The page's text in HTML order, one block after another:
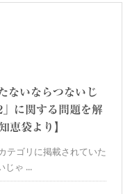
ないならつないじ
に関する問題を解
恵袋より】
テゴリに掲載されていた
じゃ ...